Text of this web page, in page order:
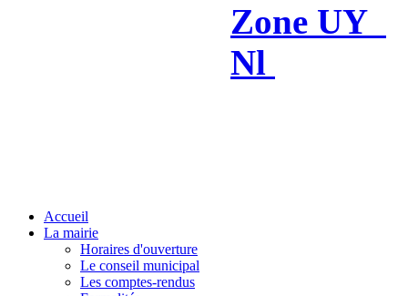
Zone UY
Nl
Accueil
La mairie
Horaires d'ouverture
Le conseil municipal
Les comptes-rendus